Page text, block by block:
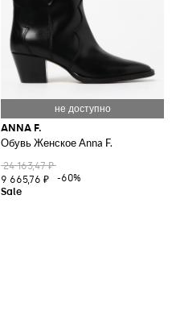
ANNA F.
Обувь Женское Anna F.
24 163,47 ₽
9 665,76 ₽
-60%